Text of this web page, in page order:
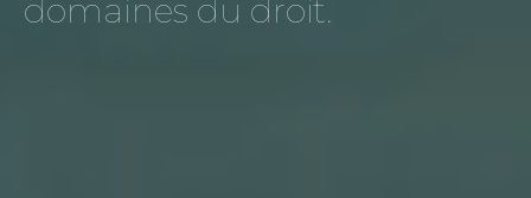
domaines du droit.